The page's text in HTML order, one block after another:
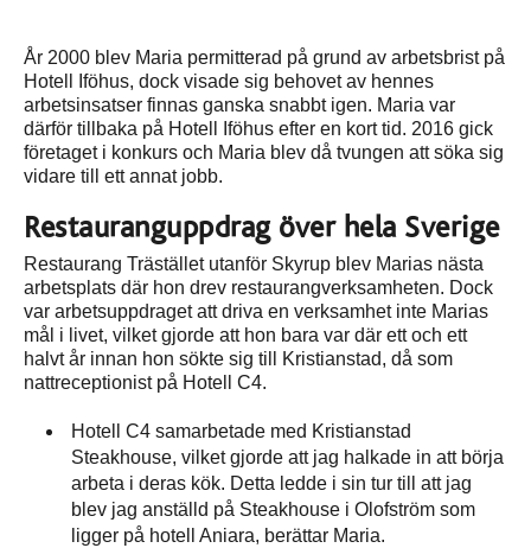
År 2000 blev Maria permitterad på grund av arbetsbrist på
Hotell Iföhus, dock visade sig behovet av hennes
arbetsinsatser finnas ganska snabbt igen. Maria var
därför tillbaka på Hotell Iföhus efter en kort tid. 2016 gick
företaget i konkurs och Maria blev då tvungen att söka sig
vidare till ett annat jobb.
Restauranguppdrag över hela Sverige
Restaurang Trästället utanför Skyrup blev Marias nästa
arbetsplats där hon drev restaurangverksamheten. Dock
var arbetsuppdraget att driva en verksamhet inte Marias
mål i livet, vilket gjorde att hon bara var där ett och ett
halvt år innan hon sökte sig till Kristianstad, då som
nattreceptionist på Hotell C4.
Hotell C4 samarbetade med Kristianstad
Steakhouse, vilket gjorde att jag halkade in att börja
arbeta i deras kök. Detta ledde i sin tur till att jag
blev jag anställd på Steakhouse i Olofström som
ligger på hotell Aniara, berättar Maria.